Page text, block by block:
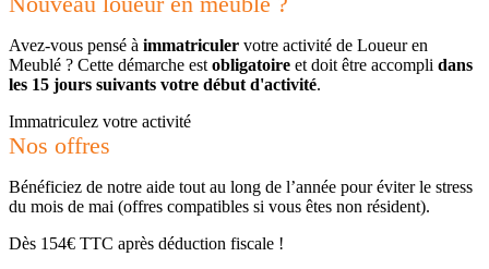
Avez-vous pensé à immatriculer votre activité de Loueur en
Meublé ? Cette démarche est obligatoire et doit être accompli dans
les 15 jours suivants votre début d'activité.
Immatriculez votre activité
Nos offres
Bénéficiez de notre aide tout au long de l’année pour éviter le stress
du mois de mai (offres compatibles si vous êtes non résident).
Dès 154€ TTC après déduction fiscale !